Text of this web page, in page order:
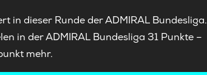
in dieser Runde der ADMIRAL Bundesliga.
in der ADMIRAL Bundesliga 31 Punkte –
mehr.